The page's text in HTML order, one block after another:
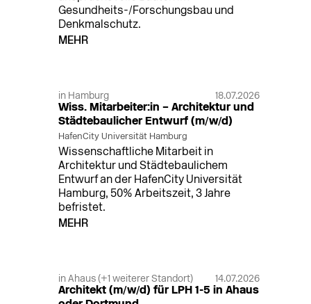
Gesundheits-/Forschungsbau und
Denkmalschutz.
MEHR
in Hamburg 18.07.2026
Wiss. Mitarbeiter:in – Architektur und
Städtebaulicher Entwurf (m/w/d)
HafenCity Universität Hamburg
Wissenschaftliche Mitarbeit in
Architektur und Städtebaulichem
Entwurf an der HafenCity Universität
Hamburg, 50% Arbeitszeit, 3 Jahre
befristet.
MEHR
in Ahaus (+1 weiterer Standort) 14.07.2026
Architekt (m/w/d) für LPH 1-5 in Ahaus